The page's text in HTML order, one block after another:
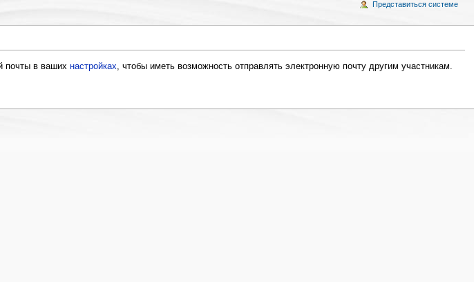
почты в ваших настройках, чтобы иметь возможность отправлять электронную почту другим участникам.
Представиться системе